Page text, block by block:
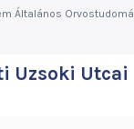
Általános
Uzsoki Utcai